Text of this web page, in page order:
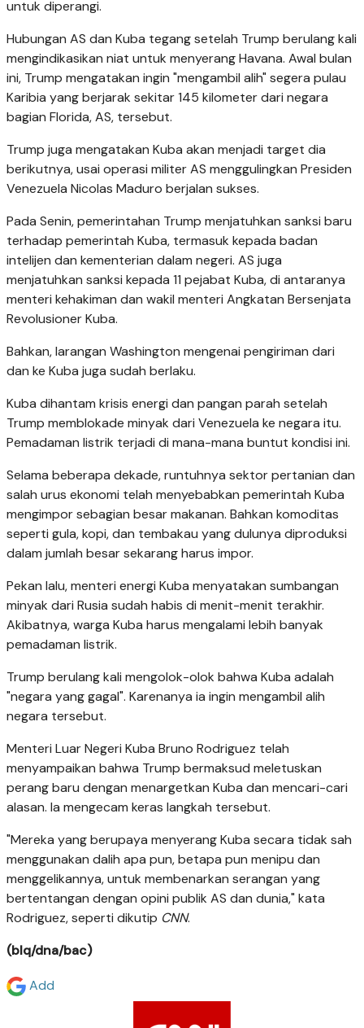
untuk diperangi.
Hubungan AS dan Kuba tegang setelah Trump berulang kali
mengindikasikan niat untuk menyerang Havana. Awal bulan
ini, Trump mengatakan ingin "mengambil alih" segera pulau
Karibia yang berjarak sekitar 145 kilometer dari negara
bagian Florida, AS, tersebut.
Trump juga mengatakan Kuba akan menjadi target dia
berikutnya, usai operasi militer AS menggulingkan Presiden
Venezuela Nicolas Maduro berjalan sukses.
Pada Senin, pemerintahan Trump menjatuhkan sanksi baru
terhadap pemerintah Kuba, termasuk kepada badan
intelijen dan kementerian dalam negeri. AS juga
menjatuhkan sanksi kepada 11 pejabat Kuba, di antaranya
menteri kehakiman dan wakil menteri Angkatan Bersenjata
Revolusioner Kuba.
Bahkan, larangan Washington mengenai pengiriman dari
dan ke Kuba juga sudah berlaku.
Kuba dihantam krisis energi dan pangan parah setelah
Trump memblokade minyak dari Venezuela ke negara itu.
Pemadaman listrik terjadi di mana-mana buntut kondisi ini.
Selama beberapa dekade, runtuhnya sektor pertanian dan
salah urus ekonomi telah menyebabkan pemerintah Kuba
mengimpor sebagian besar makanan. Bahkan komoditas
seperti gula, kopi, dan tembakau yang dulunya diproduksi
dalam jumlah besar sekarang harus impor.
Pekan lalu, menteri energi Kuba menyatakan sumbangan
minyak dari Rusia sudah habis di menit-menit terakhir.
Akibatnya, warga Kuba harus mengalami lebih banyak
pemadaman listrik.
Trump berulang kali mengolok-olok bahwa Kuba adalah
"negara yang gagal". Karenanya ia ingin mengambil alih
negara tersebut.
Menteri Luar Negeri Kuba Bruno Rodriguez telah
menyampaikan bahwa Trump bermaksud meletuskan
perang baru dengan menargetkan Kuba dan mencari-cari
alasan. Ia mengecam keras langkah tersebut.
"Mereka yang berupaya menyerang Kuba secara tidak sah
menggunakan dalih apa pun, betapa pun menipu dan
menggelikannya, untuk membenarkan serangan yang
bertentangan dengan opini publik AS dan dunia," kata
Rodriguez, seperti dikutip CNN.
(blq/dna/bac)
Add